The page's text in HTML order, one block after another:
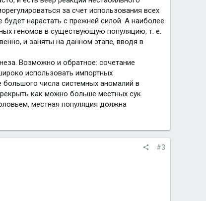
за счет использования всех
нарастать с прежней силой. А наиболее
геномов в существующую популяцию, т. е.
и заняты на данном этапе, вводя в
Возможно и обратное: сочетание
использовать импортных
большого числа системных аномалий в
как можно больше местных сук.
местная популяция должна
#3